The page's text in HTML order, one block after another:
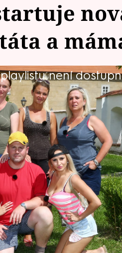
a
není
pondělí ve 21.30 na
Najdou životní